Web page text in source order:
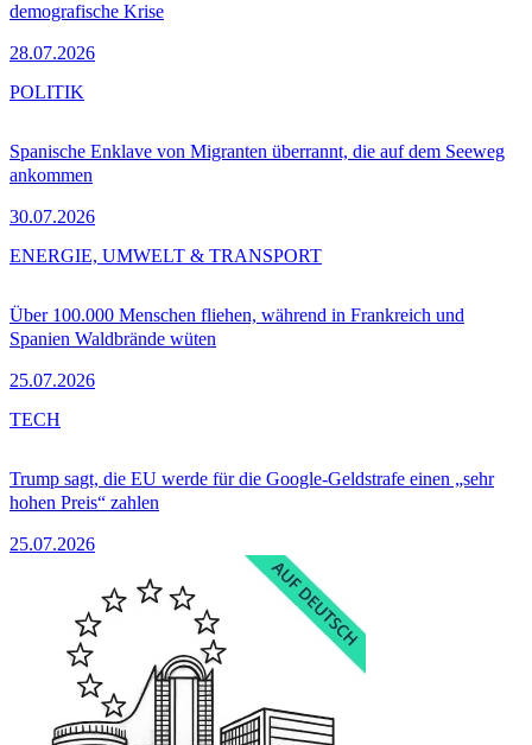
demografische Krise
28.07.2026
Spanische Enklave von Migranten überrannt, die auf dem Seeweg
ankommen
30.07.2026
POLITIK
Über 100.000 Menschen fliehen, während in Frankreich und
Spanien Waldbrände wüten
25.07.2026
ENERGIE, UMWELT & TRANSPORT
Trump sagt, die EU werde für die Google-Geldstrafe einen „sehr
hohen Preis“ zahlen
25.07.2026
TECH